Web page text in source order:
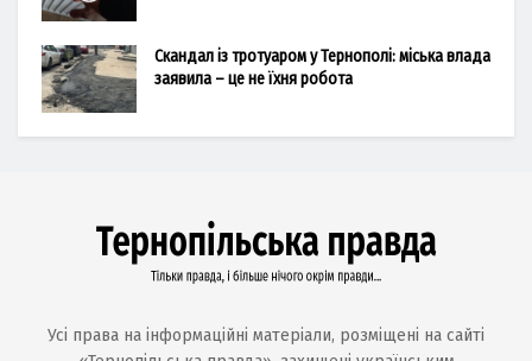
Скандал із тротуаром у Тернополі: міська влада
заявила – це не їхня робота
Усі права на інформаційні матеріали, розміщені на сайті